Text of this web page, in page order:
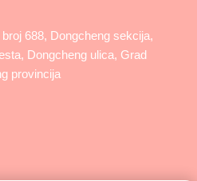
688, Dongcheng sekcija,
Dongcheng ulica, Grad
provincija